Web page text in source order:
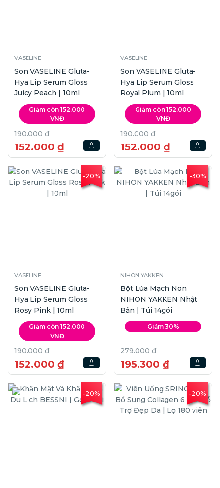
VASELINE
Son VASELINE Gluta-
Hya Lip Serum Gloss
Juicy Peach | 10ml
Giảm còn 152.000
VNĐ
190.000 ₫
152.000 ₫
VASELINE
Son VASELINE Gluta-
Hya Lip Serum Gloss
Royal Plum | 10ml
Giảm còn 152.000
VNĐ
190.000 ₫
152.000 ₫
-20%
VASELINE
Son VASELINE Gluta-
Hya Lip Serum Gloss
Rosy Pink | 10ml
Giảm còn 152.000
VNĐ
190.000 ₫
152.000 ₫
-30%
NIHON YAKKEN
Bột Lúa Mạch Non
NIHON YAKKEN Nhật
Bản | Túi 14gói
Giảm 30%
279.000 ₫
195.300 ₫
-20% -20%